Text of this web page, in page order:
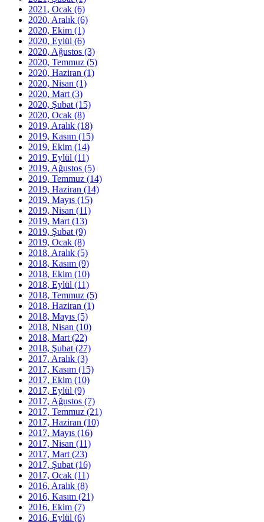
2021, Ocak (6)
2020, Aralık (6)
2020, Ekim (1)
2020, Eylül (6)
2020, Ağustos (3)
2020, Temmuz (5)
2020, Haziran (1)
2020, Nisan (1)
2020, Mart (3)
2020, Şubat (15)
2020, Ocak (8)
2019, Aralık (18)
2019, Kasım (15)
2019, Ekim (14)
2019, Eylül (11)
2019, Ağustos (5)
2019, Temmuz (14)
2019, Haziran (14)
2019, Mayıs (15)
2019, Nisan (11)
2019, Mart (13)
2019, Şubat (9)
2019, Ocak (8)
2018, Aralık (5)
2018, Kasım (9)
2018, Ekim (10)
2018, Eylül (11)
2018, Temmuz (5)
2018, Haziran (1)
2018, Mayıs (5)
2018, Nisan (10)
2018, Mart (22)
2018, Şubat (27)
2017, Aralık (3)
2017, Kasım (15)
2017, Ekim (10)
2017, Eylül (9)
2017, Ağustos (7)
2017, Temmuz (21)
2017, Haziran (10)
2017, Mayıs (16)
2017, Nisan (11)
2017, Mart (23)
2017, Şubat (16)
2017, Ocak (11)
2016, Aralık (8)
2016, Kasım (21)
2016, Ekim (7)
2016, Eylül (6)